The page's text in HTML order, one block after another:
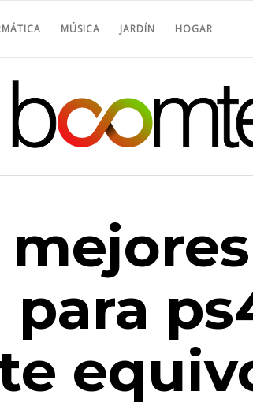
MÚSICA JARDÍN HOGAR